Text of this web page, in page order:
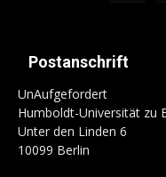
Postanschrift
UnAufgefordert
Humboldt-Universität zu
Unter den Linden 6
10099 Berlin